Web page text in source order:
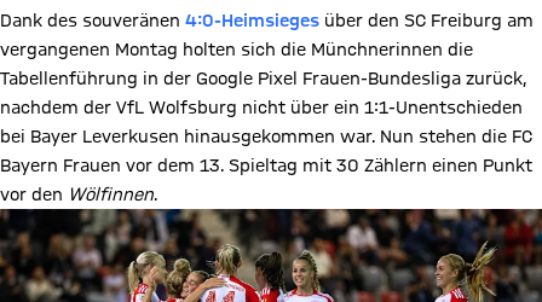
Dank des souveränen 4:0-Heimsieges über den SC Freiburg am
vergangenen Montag holten sich die Münchnerinnen die
Tabellenführung in der Google Pixel Frauen-Bundesliga zurück,
nachdem der VfL Wolfsburg nicht über ein 1:1-Unentschieden
bei Bayer Leverkusen hinausgekommen war. Nun stehen die FC
Bayern Frauen vor dem 13. Spieltag mit 30 Zählern einen Punkt
vor den Wölfinnen.